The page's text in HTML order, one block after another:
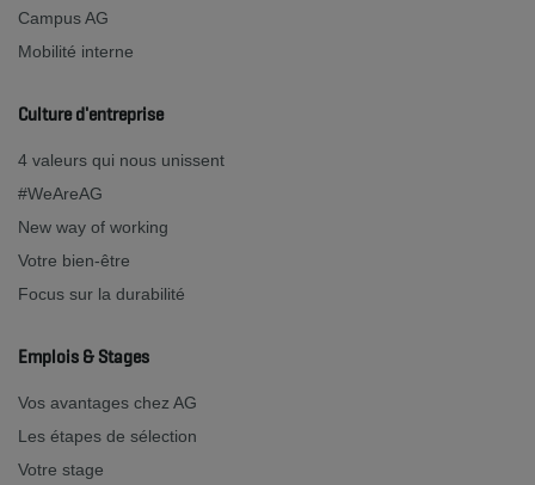
Campus AG
Mobilité interne
Culture d'entreprise
4 valeurs qui nous unissent
#WeAreAG
New way of working
Votre bien-être
Focus sur la durabilité
Emplois & Stages
Vos avantages chez AG
Les étapes de sélection
Votre stage